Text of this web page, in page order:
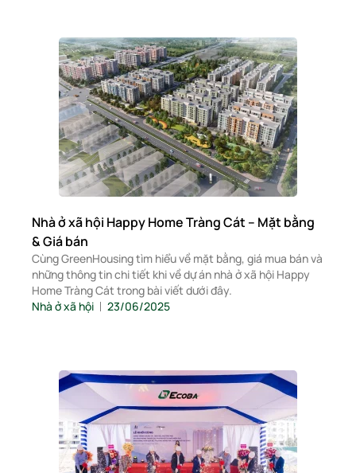
Nhà ở xã hội Happy Home Tràng Cát – Mặt bằng
& Giá bán
Cùng GreenHousing tìm hiểu về mặt bằng, giá mua bán và
những thông tin chi tiết khi về dự án nhà ở xã hội Happy
Home Tràng Cát trong bài viết dưới đây.
Nhà ở xã hội
23/06/2025